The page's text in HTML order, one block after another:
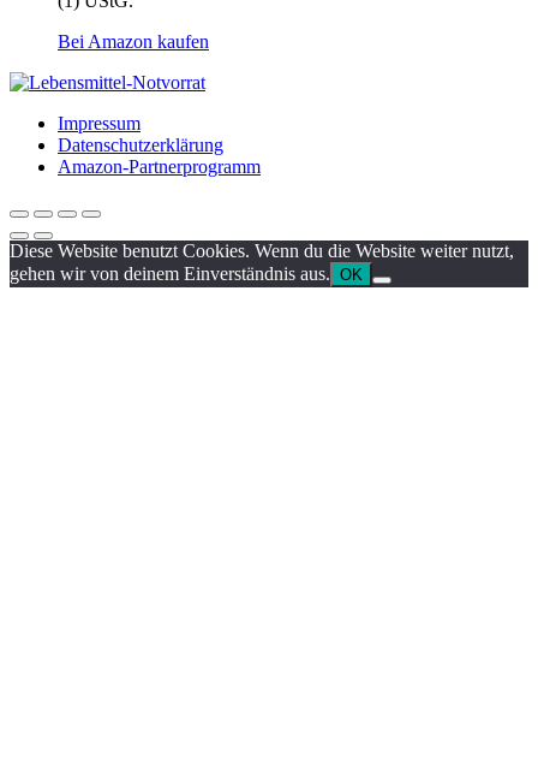
Bei Amazon kaufen
Impressum
Datenschutzerklärung
Amazon-Partnerprogramm
Diese Website benutzt Cookies. Wenn du die Website weiter nutzt,
gehen wir von deinem Einverständnis aus. OK